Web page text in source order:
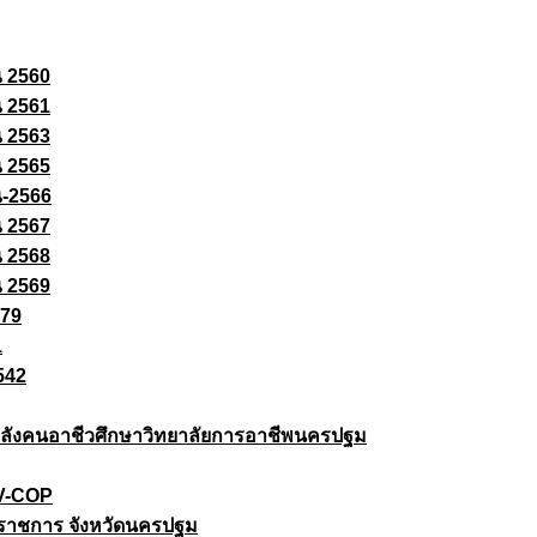
2560
2561
2563
2565
2566
2567
2568
2569
งคนอาชีวศึกษาวิทยาลัยการอาชีพนครปฐม
COP
าชการ จังหวัดนครปฐม